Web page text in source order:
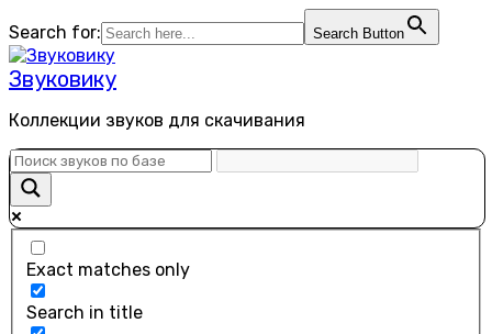
к
содержанию
Search for: Search Button
Звуковику
Коллекции звуков для скачивания
Exact matches only
Search in title